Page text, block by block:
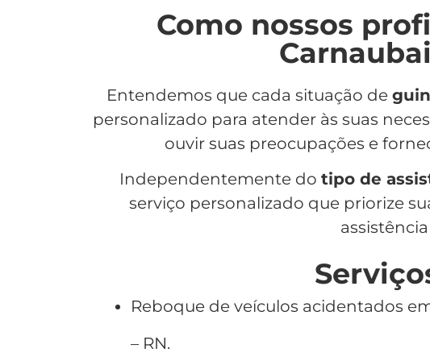
Como nossos
Entendemos que cada situação de
personalizado para atender às suas
ouvir suas preocupações e
Independentemente do tipo de
serviço personalizado que priorize
Reboque de veículos acidentados
– RN.